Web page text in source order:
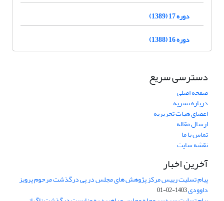
دوره 17 (1389)
دوره 16 (1388)
دسترسی سریع
صفحه اصلی
درباره نشریه
اعضای هیات تحریریه
ارسال مقاله
تماس با ما
نقشه سایت
آخرین اخبار
پیام تسلیت رییس مرکز پژوهش های مجلس در پی درگذشت مرحوم پرویز
داوودی1403-02-01